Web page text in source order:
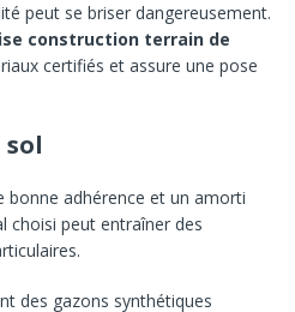
peut se briser dangereusement.
construction terrain de
certifiés et assure une pose
adhérence et un amorti
choisi peut entraîner des
des gazons synthétiques